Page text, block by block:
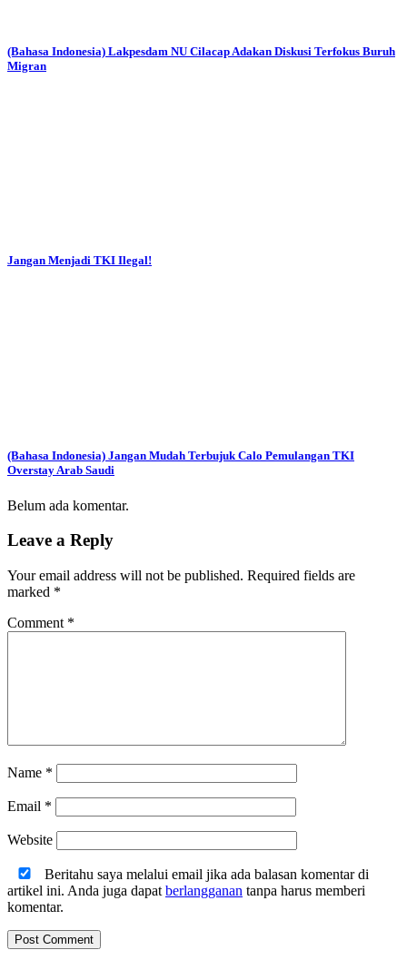
(Bahasa Indonesia) Lakpesdam NU Cilacap Adakan Diskusi Terfokus Buruh
Migran
Jangan Menjadi TKI Ilegal!
(Bahasa Indonesia) Jangan Mudah Terbujuk Calo Pemulangan TKI
Overstay Arab Saudi
Belum ada komentar.
Leave a Reply
Your email address will not be published. Required fields are
marked *
Comment *
Name *
Email *
Website
Beritahu saya melalui email jika ada balasan komentar di
artikel ini. Anda juga dapat berlangganan tanpa harus memberi
komentar.